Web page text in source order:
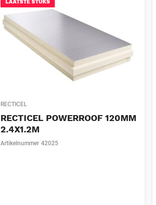
LAATSTE STUKS
RECTICEL
RECTICEL POWERROOF 120MM
2.4X1.2M
Artikelnummer 42025